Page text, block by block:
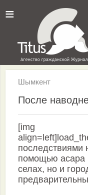
≡
Шымкент
После
[img
последствиями
помощью асара
селах, но и